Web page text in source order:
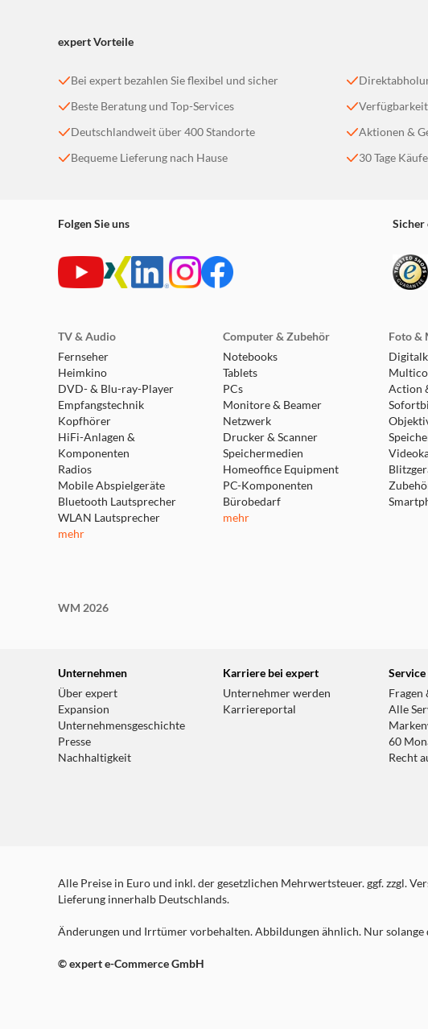
expert Vorteile
Bei expert bezahlen Sie flexibel und sicher
Beste Beratung und Top-Services
Deutschlandweit über 400 Standorte
Bequeme Lieferung nach Hause
Aktionen &
30 Tage
Folgen Sie uns Sicher
TV & Audio
Fernseher
Heimkino
DVD- & Blu-ray-Player
Empfangstechnik
Kopfhörer
HiFi-Anlagen &
Komponenten
Radios
Mobile Abspielgeräte
Bluetooth Lautsprecher
WLAN Lautsprecher
mehr
Computer & Zubehör
Notebooks
Tablets
PCs
Monitore & Beamer
Netzwerk
Drucker & Scanner
Speichermedien
Homeoffice Equipment
PC-Komponenten
Bürobedarf
mehr
Foto &
Action
WM 2026
Unternehmen
Über expert
Expansion
Unternehmensgeschichte
Presse
Nachhaltigkeit
Karriere bei expert
Unternehmer werden
Karriereportal
Service
Fragen
Alle
60
Recht
Alle Preise in Euro und inkl. der gesetzlichen Mehrwertsteuer. ggf. zzgl.
Lieferung innerhalb Deutschlands.
Änderungen und Irrtümer vorbehalten. Abbildungen ähnlich. Nur
© expert e-Commerce GmbH